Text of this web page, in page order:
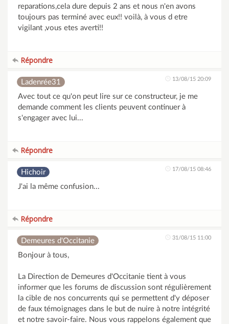
reparations,cela dure depuis 2 ans et nous n'en avons
toujours pas terminé avec eux!! voilà, à vous d etre
vigilant ,vous etes averti!!
Répondre
Ladenrée31 13/08/15 20:09
Avec tout ce qu'on peut lire sur ce constructeur, je me
demande comment les clients peuvent continuer à
s'engager avec lui...
Répondre
Hichoir 17/08/15 08:46
J'ai la même confusion...
Répondre
Demeures d'Occitanie 31/08/15 11:00
Bonjour à tous,
La Direction de Demeures d'Occitanie tient à vous
informer que les forums de discussion sont régulièrement
la cible de nos concurrents qui se permettent d'y déposer
de faux témoignages dans le but de nuire à notre intégrité
et notre savoir-faire. Nous vous rappelons également que